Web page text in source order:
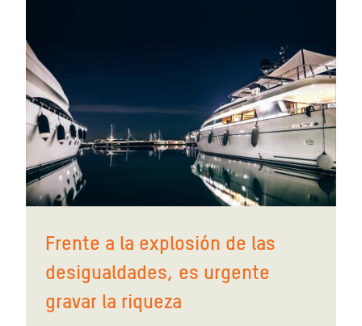
Frente a la explosión de las
desigualdades, es urgente
gravar la riqueza